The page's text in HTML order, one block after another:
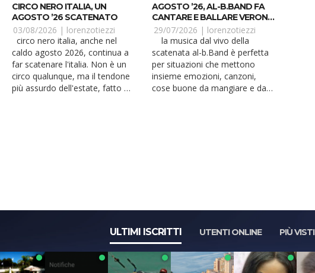
CIRCO NERO ITALIA, UN
AGOSTO ’26 SCATENATO
03/08/2026 | lorenzotiezzi
caldo agosto 2026, continua a
far scatenare l'italia. Non è un
circo qualunque, ma il tendone
più assurdo dell'estate, fatto di
AGOSTO ’26, AL-B.BAND FA
CANTARE E BALLARE VERONA
E JESOLO
29/07/2026 | lorenzotiezzi
scatenata al-b.Band è perfetta
per situazioni che mettono
insieme emozioni, canzoni,
cose buone da mangiare e da
ULTIMI ISCRITTI UTENTI ONLINE PIÙ VISTI